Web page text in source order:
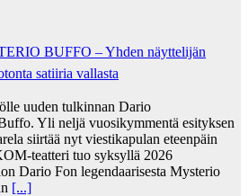
BUFFO – Yhden näyttelijän
satiiria vallasta
uuden tulkinnan Dario
Yli neljä vuosikymmentä esityksen
siirtää nyt viestikapulan eteenpäin
teatteri tuo syksyllä 2026
Dario Fon legendaarisesta Mysterio
[...]